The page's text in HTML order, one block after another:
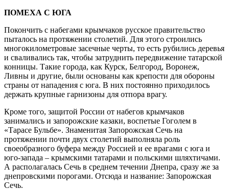
ПОМЕХА С ЮГА
Покончить с набегами крымчаков русское правительство
пыталось на протяжении столетий. Для этого строились
многокилометровые засечные черты, то есть рубились деревья
и сваливались так, чтобы затруднить передвижение татарской
конницы. Такие города, как Курск, Белгород, Воронеж,
Ливны и другие, были основаны как крепости для обороны
страны от нападения с юга. В них постоянно приходилось
держать крупные гарнизоны для отпора врагу.
Кроме того, защитой России от набегов крымчаков
занимались и запорожские казаки, воспетые Гоголем в
«Тарасе Бульбе». Знаменитая Запорожская Сечь на
протяжении почти двух столетий выполняла роль
своеобразного буфера между Россией и ее врагами с юга и
юго-запада – крымскими татарами и польскими шляхтичами.
А располагалась Сечь в среднем течении Днепра, сразу же за
днепровскими порогами. Отсюда и название: Запорожская
Сечь.